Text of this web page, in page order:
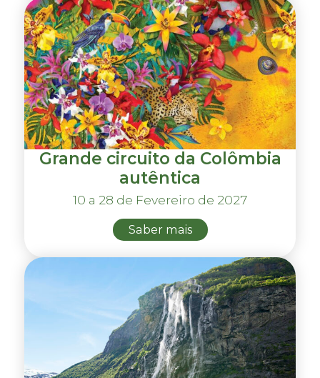
Grande circuito da Colômbia
autêntica
10 a 28 de Fevereiro de 2027
Saber mais